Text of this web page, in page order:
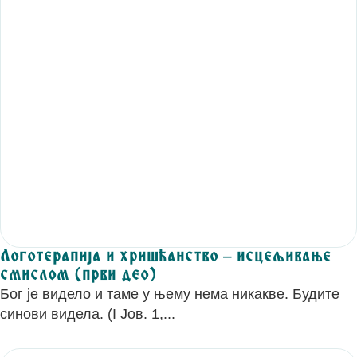
Логотерапија и хришћанство – исцељивање
смислом (први део)
Бог је видело и таме у њему нема никакве. Будите
синови видела. (I Јов. 1,...